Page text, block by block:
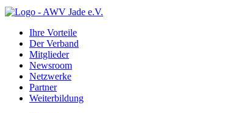
Ihre Vorteile
Der Verband
Mitglieder
Newsroom
Netzwerke
Partner
Weiterbildung